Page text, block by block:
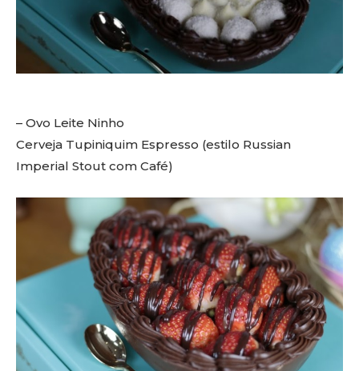
– Ovo Leite Ninho
Cerveja Tupiniquim Espresso (estilo Russian
Imperial Stout com Café)